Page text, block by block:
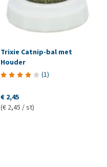
Trixie Catnip-bal met
Houder
(1)
€ 2,45
(€ 2,45 / st)